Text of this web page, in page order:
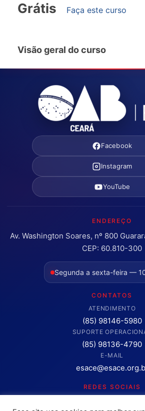
Grátis Faça este curso
Visão geral do curso
Facebook
Instagram
YouTube
ENDEREÇO
Av. Washington Soares, nº 800
CEP: 60.810-300
Segunda a sexta-feira —
CONTATOS
ATENDIMENTO
(85) 98146-5980
SUPORTE
(85) 98136-4790
E-MAIL
REDES SOCIAIS